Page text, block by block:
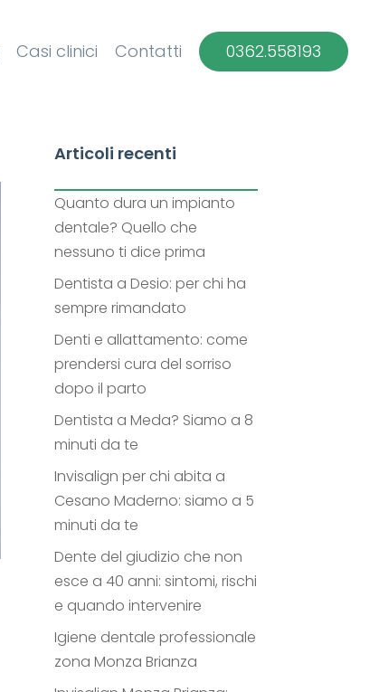
Casi clinici Contatti 0362.558193
Articoli recenti
Quanto dura un impianto
dentale? Quello che
nessuno ti dice prima
Dentista a Desio: per chi ha
sempre rimandato
Denti e allattamento: come
prendersi cura del sorriso
dopo il parto
Dentista a Meda? Siamo a 8
minuti da te
Invisalign per chi abita a
Cesano Maderno: siamo a 5
minuti da te
Dente del giudizio che non
esce a 40 anni: sintomi, rischi
e quando intervenire
Igiene dentale professionale
zona Monza Brianza